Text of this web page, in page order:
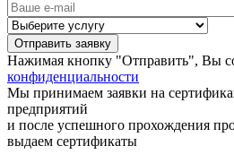
Нажимая кнопку "Отправить", Вы
конфиденциальности
Мы принимаем заявки на
предприятий
и после успешного прохождения
выдаем сертификаты